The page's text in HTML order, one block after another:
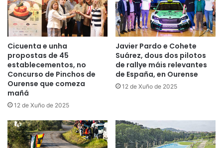
Cicuenta e unha
propostas de 45
establecementos, no
Concurso de Pinchos de
Ourense que comeza
mañá
12 de Xuño de 2025
Javier Pardo e Cohete
Suárez, dous dos pilotos
de rallye máis relevantes
de España, en Ourense
12 de Xuño de 2025